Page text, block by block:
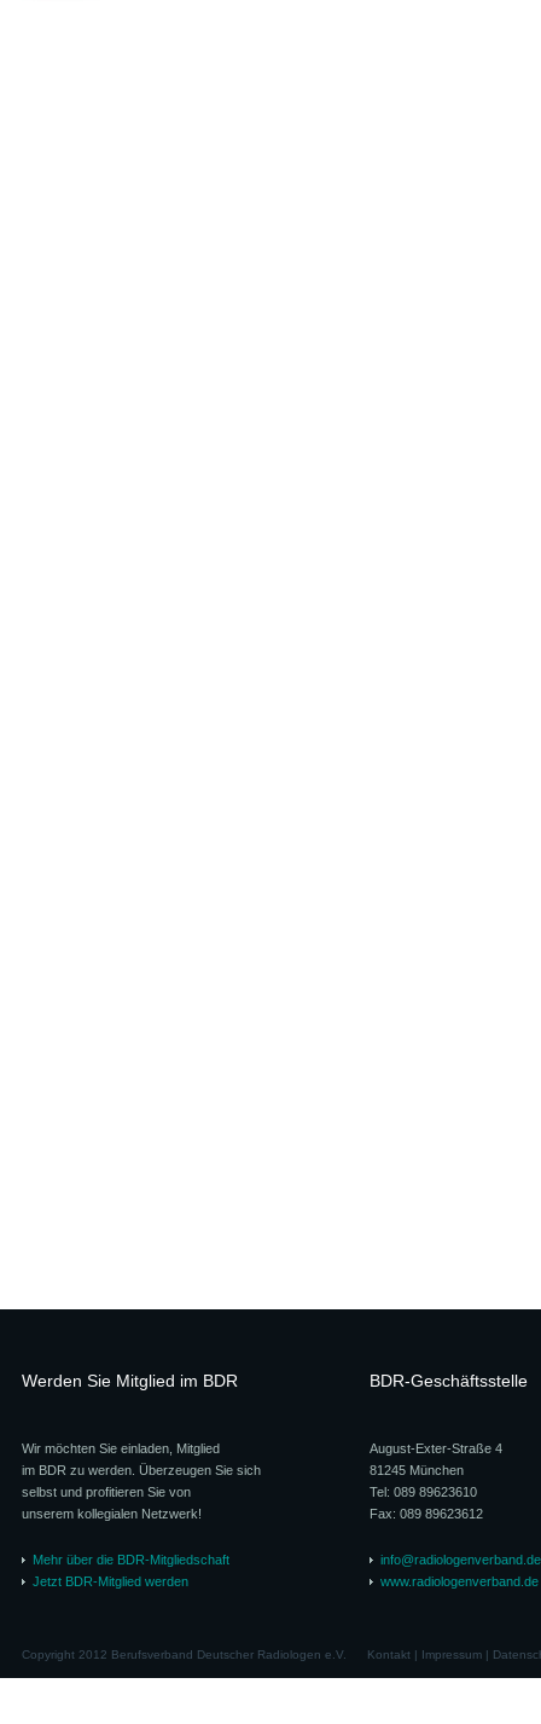
Werden Sie Mitglied im BDR
Wir möchten Sie einladen, Mitglied
im BDR zu werden. Überzeugen Sie sich
selbst und profitieren Sie von
unserem kollegialen Netzwerk!
Mehr über die BDR-Mitgliedschaft
Jetzt BDR-Mitglied werden
BDR-Geschäftsstelle
August-Exter-Straße 4
81245 München
Tel: 089 89623610
Fax: 089 89623612
info@radiologenverband.de
www.radiologenverband.de
Copyright 2012 Berufsverband Deutscher Radiologen e.V. Kontakt| Impressum|